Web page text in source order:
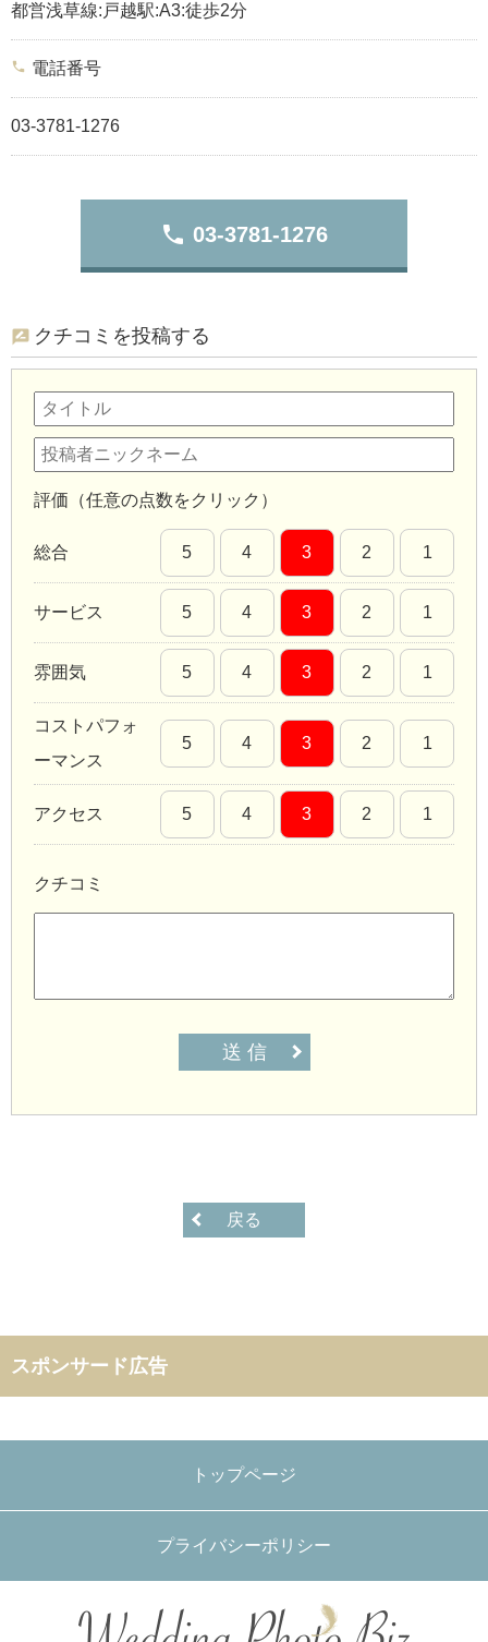
都営浅草線:戸越駅:A3:徒歩2分
phone 電話番号
03-3781-1276
phone 03-3781-1276
クチコミを投稿する
評価（任意の点数をクリック）
総合 5 4 3 2 1
サービス 5 4 3 2 1
雰囲気 5 4 3 2 1
コストパフォ
ーマンス
5 4 3 2 1
アクセス 5 4 3 2 1
クチコミ
送 信
戻る
スポンサード広告
トップページ
プライバシーポリシー